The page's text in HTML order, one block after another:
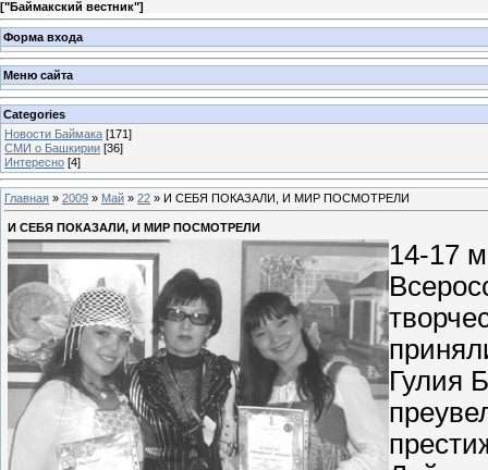
["Баймакский вестник"]
Форма входа
Меню сайта
Categories
Новости Баймака [171]
СМИ о Башкирии [36]
Интересно [4]
Главная » 2009 » Май » 22 » И СЕБЯ ПОКАЗАЛИ, И МИР ПОСМОТРЕЛИ
И СЕБЯ ПОКАЗАЛИ, И МИР ПОСМОТРЕЛИ
14-17
Гулия